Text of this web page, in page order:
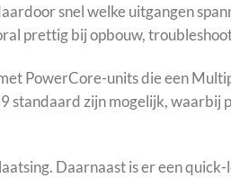
snel welke uitgangen
prettig bij opbouw,
PowerCore-units die een
zijn mogelijk, waarbij
Daarnaast is er een